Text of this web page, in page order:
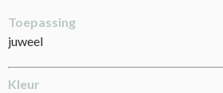
Toepassing
juweel
Kleur